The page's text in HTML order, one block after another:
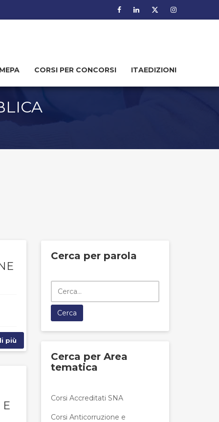
MEPA CORSI PER CONCORSI ITAEDIZIONI
più
Cerca per parola
Cerca per Area
tematica
Corsi Accreditati SNA
Corsi Anticorruzione e